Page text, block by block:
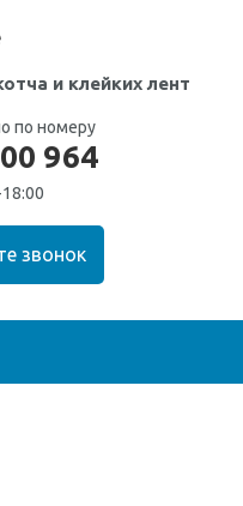
и клейких лент
по номеру
964